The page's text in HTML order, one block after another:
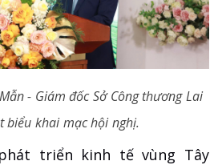
- Giám đốc Sở Công thương Lai
biểu khai mạc hội nghị.
triển kinh tế vùng Tây